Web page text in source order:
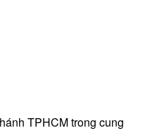
TPHCM trong cung